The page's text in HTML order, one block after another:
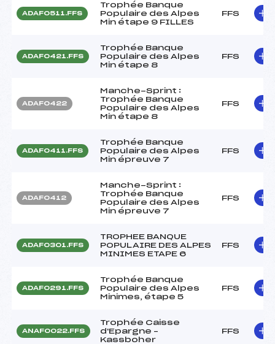
ADAF0511.FFS
Trophée Banque
Populaire des Alpes
Min étape 9 FILLES
FFS
ADAF0421.FFS
Trophée Banque
Populaire des Alpes
Min étape 8
FFS
ADAF0422
Manche-Sprint :
Trophée Banque
Populaire des Alpes
Min étape 8
FFS
ADAF0411.FFS
Trophée Banque
Populaire des Alpes
Min épreuve 7
FFS
ADAF0412
Manche-Sprint :
Trophée Banque
Populaire des Alpes
Min épreuve 7
FFS
ADAF0301.FFS
TROPHEE BANQUE
POPULAIRE DES ALPES
MINIMES ETAPE 6
FFS
ADAF0291.FFS
Trophée Banque
Populaire des Alpes
Minimes, étape 5
FFS
ANAF0022.FFS
Trophée Caisse
d'Epargne –
Kassboher
FFS